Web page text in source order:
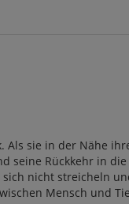
sie in der Nähe
Rückkehr in
nicht streicheln
Mensch und